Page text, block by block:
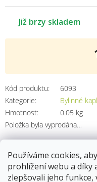
Používáme cookies,
prohlížení webu a díky
zlepšovali jeho
Již brzy skladem
Kód produktu:
6093
Kategorie:
Bylinné
Hmotnost:
0.05 kg
Položka byla vyprodána…
Popis